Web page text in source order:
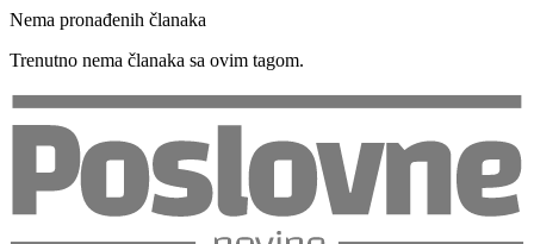
Nema pronađenih članaka
Trenutno nema članaka sa ovim tagom.